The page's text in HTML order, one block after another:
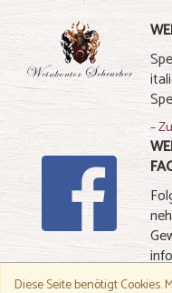
–
Diese Seite benötigt Cookies.